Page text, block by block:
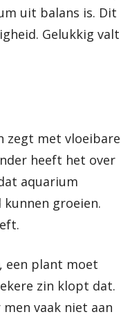
uit balans is. Dit
Gelukkig valt
zegt met vloeibare
heeft het over
aquarium
groeien.
een plant moet
zin klopt dat.
vaak niet aan